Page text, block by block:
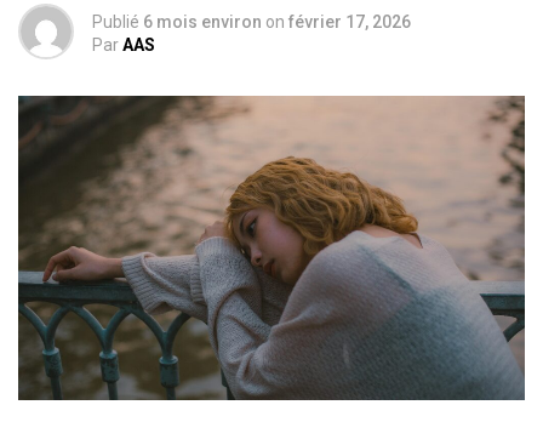
Publié 6 mois environ on février 17, 2026
ParAAS